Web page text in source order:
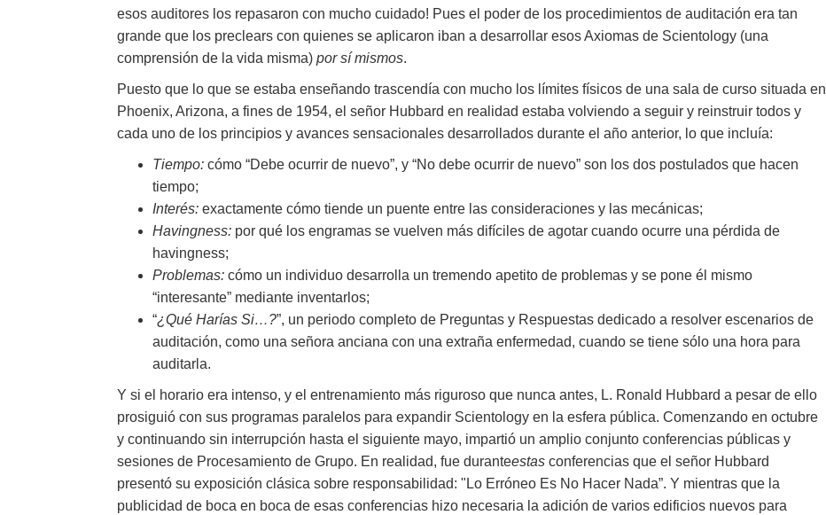
esos auditores los repasaron con mucho cuidado! Pues el poder de los procedimientos de auditación era tan
grande que los preclears con quienes se aplicaron iban a desarrollar esos Axiomas de Scientology (una
comprensión de la vida misma) por sí mismos.
Puesto que lo que se estaba enseñando trascendía con mucho los límites físicos de una sala de curso situada en
Phoenix, Arizona, a fines de 1954, el señor Hubbard en realidad estaba volviendo a seguir y reinstruir todos y
cada uno de los principios y avances sensacionales desarrollados durante el año anterior, lo que incluía:
Tiempo: cómo “Debe ocurrir de nuevo”, y “No debe ocurrir de nuevo” son los dos postulados que hacen
tiempo;
Interés: exactamente cómo tiende un puente entre las consideraciones y las mecánicas;
Havingness: por qué los engramas se vuelven más difíciles de agotar cuando ocurre una pérdida de
havingness;
Problemas: cómo un individuo desarrolla un tremendo apetito de problemas y se pone él mismo
“interesante” mediante inventarlos;
“¿Qué Harías Si…?”, un periodo completo de Preguntas y Respuestas dedicado a resolver escenarios de
auditación, como una señora anciana con una extraña enfermedad, cuando se tiene sólo una hora para
auditarla.
Y si el horario era intenso, y el entrenamiento más riguroso que nunca antes, L. Ronald Hubbard a pesar de ello
prosiguió con sus programas paralelos para expandir Scientology en la esfera pública. Comenzando en octubre
y continuando sin interrupción hasta el siguiente mayo, impartió un amplio conjunto conferencias públicas y
sesiones de Procesamiento de Grupo. En realidad, fue duranteestas conferencias que el señor Hubbard
presentó su exposición clásica sobre responsabilidad: "Lo Erróneo Es No Hacer Nada”. Y mientras que la
publicidad de boca en boca de esas conferencias hizo necesaria la adición de varios edificios nuevos para